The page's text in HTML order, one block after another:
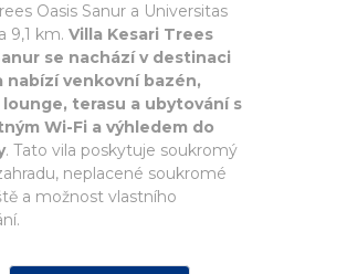
Oasis Sanur a Universitas
9,1 km. Villa Kesari Trees
se nachází v destinaci
nabízí venkovní bazén,
lounge, terasu a ubytování s
Wi-Fi a výhledem do
. Tato vila poskytuje soukromý
neplacené soukromé
a možnost vlastního